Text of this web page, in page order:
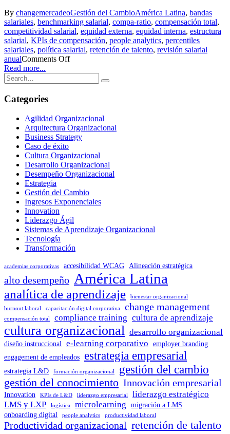
By changemercadeoGestión del CambioAmérica Latina, bandas
salariales, benchmarking salarial, compa-ratio, compensación total,
competitividad salarial, equidad externa, equidad interna, estructura
salarial, KPIs de compensación, people analytics, percentiles
salariales, política salarial, retención de talento, revisión salarial
anualComments Off
Read more...
Categories
Agilidad Organizacional
Arquitectura Organizacional
Business Strategy
Caso de éxito
Cultura Organizacional
Desarrollo Organizacional
Desempeño Organizacional
Estrategia
Gestión del Cambio
Ingresos Exponenciales
Innovation
Liderazgo Ágil
Sistemas de Aprendizaje Organizacional
Tecnología
Transformación
academias corporativas accesibilidad WCAG Alineación estratégica
alto desempeño América Latina
analítica de aprendizaje bienestar organizacional
burnout laboral capacitación digital corporativa change management
compensación total compliance training cultura de aprendizaje
cultura organizacional desarrollo organizacional
diseño instruccional e-learning corporativo
employer branding
engagement de empleados
estrategia empresarial
estrategia L&D formación organizacional gestión del cambio
gestión del conocimiento Innovación empresarial
Innovation KPIs de L&D liderazgo empresarial
liderazgo estratégico
LMS y LXP
logística microlearning
migración a LMS
onboarding digital
people analytics productividad laboral
Productividad organizacional retención de talento